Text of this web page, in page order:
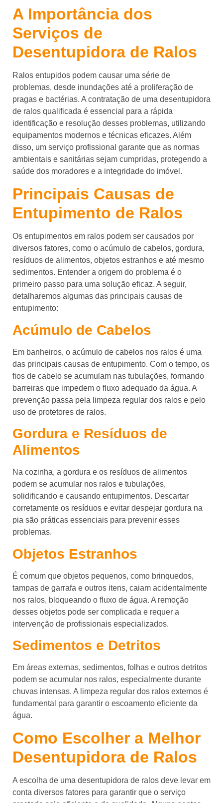
A Importância dos
Serviços de
Desentupidora de Ralos
Ralos entupidos podem causar uma série de
problemas, desde inundações até a proliferação de
pragas e bactérias. A contratação de uma desentupidora
de ralos qualificada é essencial para a rápida
identificação e resolução desses problemas, utilizando
equipamentos modernos e técnicas eficazes. Além
disso, um serviço profissional garante que as normas
ambientais e sanitárias sejam cumpridas, protegendo a
saúde dos moradores e a integridade do imóvel.
Principais Causas de
Entupimento de Ralos
Os entupimentos em ralos podem ser causados por
diversos fatores, como o acúmulo de cabelos, gordura,
resíduos de alimentos, objetos estranhos e até mesmo
sedimentos. Entender a origem do problema é o
primeiro passo para uma solução eficaz. A seguir,
detalharemos algumas das principais causas de
entupimento:
Acúmulo de Cabelos
Em banheiros, o acúmulo de cabelos nos ralos é uma
das principais causas de entupimento. Com o tempo, os
fios de cabelo se acumulam nas tubulações, formando
barreiras que impedem o fluxo adequado da água. A
prevenção passa pela limpeza regular dos ralos e pelo
uso de protetores de ralos.
Gordura e Resíduos de
Alimentos
Na cozinha, a gordura e os resíduos de alimentos
podem se acumular nos ralos e tubulações,
solidificando e causando entupimentos. Descartar
corretamente os resíduos e evitar despejar gordura na
pia são práticas essenciais para prevenir esses
problemas.
Objetos Estranhos
É comum que objetos pequenos, como brinquedos,
tampas de garrafa e outros itens, caiam acidentalmente
nos ralos, bloqueando o fluxo de água. A remoção
desses objetos pode ser complicada e requer a
intervenção de profissionais especializados.
Sedimentos e Detritos
Em áreas externas, sedimentos, folhas e outros detritos
podem se acumular nos ralos, especialmente durante
chuvas intensas. A limpeza regular dos ralos externos é
fundamental para garantir o escoamento eficiente da
água.
Como Escolher a Melhor
Desentupidora de Ralos
A escolha de uma desentupidora de ralos deve levar em
conta diversos fatores para garantir que o serviço